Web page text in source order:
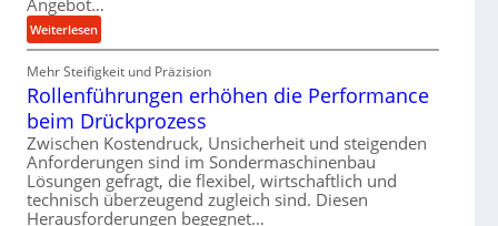
u
n
g
e
n
t
p
a
n
n
e
n
a
u
-
B
e
s
t
Weiterlesen:
A
l
l
b
o
u
t
A
Mehr Steifigkeit und Präzision
Rollenführungen erhöhen die Performance
beim Drückprozess
Zwischen Kostendruck, Unsicherheit und steigenden
Anforderungen sind im Sondermaschinenbau
Lösungen gefragt, die flexibel, wirtschaftlich und
technisch überzeugend zugleich sind. Diesen
Herausforderungen begegnet…